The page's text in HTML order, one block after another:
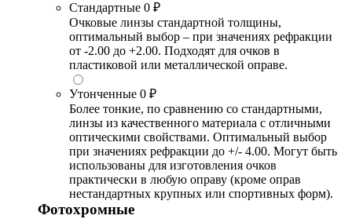
Стандартные 0 ₽
Очковые линзы стандартной толщины,
оптимальный выбор – при значениях рефракции
от -2.00 до +2.00. Подходят для очков в
пластиковой или металлической оправе.
Утонченные 0 ₽
Более тонкие, по сравнению со стандартными,
линзы из качественного материала с отличными
оптическими свойствами. Оптимальный выбор
при значениях рефракции до +/- 4.00. Могут быть
использованы для изготовления очков
практически в любую оправу (кроме оправ
нестандартных крупных или спортивных форм).
Фотохромные